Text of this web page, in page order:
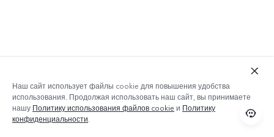
Наш сайт использует файлы cookie для повышения удобства
использования. Продолжая использовать наш сайт, вы принимаете
нашу Политику использования файлов cookie и Политику
конфиденциальности.